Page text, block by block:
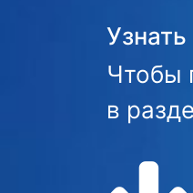
Чтобы
в